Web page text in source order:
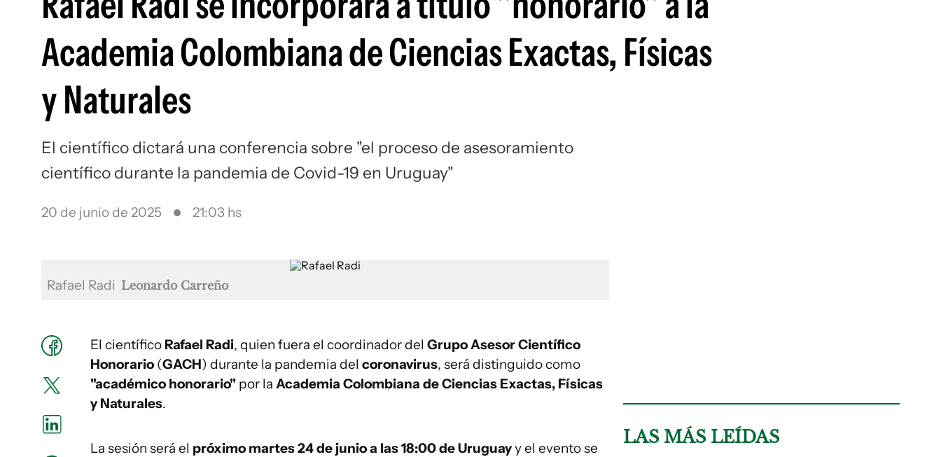
Academia Colombiana de Ciencias Exactas, Físicas
y Naturales
El científico dictará una conferencia sobre "el proceso de asesoramiento
científico durante la pandemia de Covid-19 en Uruguay"
20 de junio de 2025 21:03 hs
Rafael Radi Leonardo Carreño
El científicoRafael Radi, quien fuera el coordinador del Grupo Asesor Científico
Honorario (GACH) durante la pandemia del coronavirus, será distinguido como
"académico honorario" por la Academia Colombiana de Ciencias Exactas, Físicas
y Naturales.
La sesión será el próximo martes 24 de junioa las 18:00 de Uruguayy el evento se
LAS MÁS LEÍDAS